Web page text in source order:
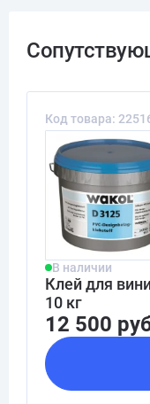
Код товара:
В наличии
Клей для
10 кг
12 500